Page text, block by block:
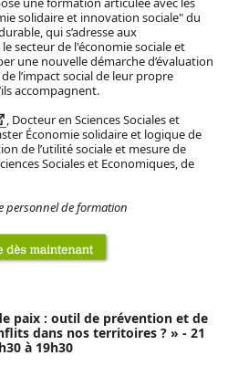
solidaire et innovation sociale" du
qui s’adresse aux
secteur de l'économie sociale et
une nouvelle démarche d’évaluation
l’impact social de leur propre
accompagnent.
, Docteur en Sciences Sociales et
Économie solidaire et logique de
de l’utilité sociale et mesure de
Sociales et Economiques, de
personnel de formation
paix : outil de prévention et de
dans nos territoires ? » - 21
à 19h30